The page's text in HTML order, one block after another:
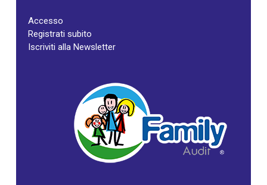
Accesso
Registrati subito
Iscriviti alla Newsletter